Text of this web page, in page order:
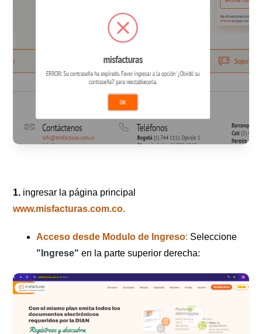
1. ingresar la página principal
www.misfacturas.com.co.
Acceso desde Modulo de Ingreso: Seleccione
"Ingrese" en la parte superior derecha: